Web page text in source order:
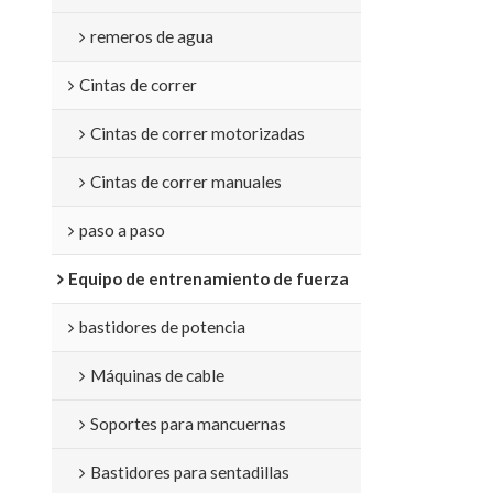
remeros de agua
Cintas de correr
Cintas de correr motorizadas
Cintas de correr manuales
paso a paso
Equipo de entrenamiento de fuerza
bastidores de potencia
Máquinas de cable
Soportes para mancuernas
Bastidores para sentadillas